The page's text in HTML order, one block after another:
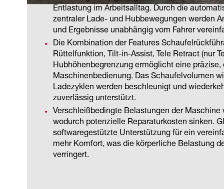
Entlastung im Arbeitsalltag. Durch die
zentraler Lade- und Hubbewegungen werden
und Ergebnisse unabhängig vom Fahrer
Die Kombination der Features
Rüttelfunktion, Tilt-in-Assist, Tele Retract (nur
Hubhöhenbegrenzung ermöglicht eine
Maschinenbedienung. Das Schaufelvolumen
Ladezyklen werden beschleunigt und
zuverlässig unterstützt.
Verschleißbedingte Belastungen der Maschine
wodurch potenzielle Reparaturkosten sinken.
softwaregestützte Unterstützung für ein
mehr Komfort, was die körperliche Belastung
verringert.